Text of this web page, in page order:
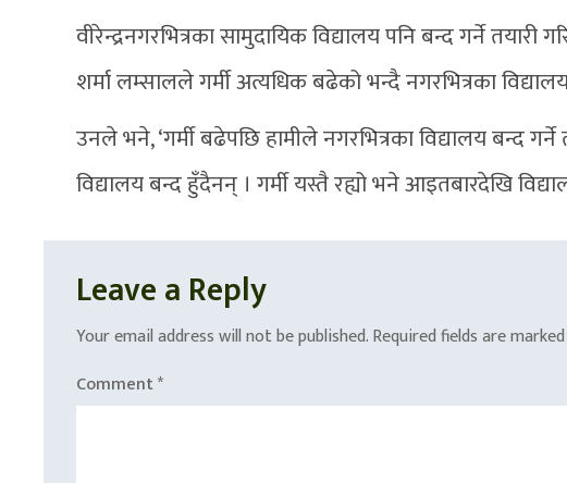
वीरेन्द्रनगरभित्रका सामुदायिक विद्यालय पनि बन्द गर्ने तयारी
शर्मा लम्सालले गर्मी अत्यधिक बढेको भन्दै नगरभित्रका
उनले भने, ‘गर्मी बढेपछि हामीले नगरभित्रका विद्यालय बन्द
विद्यालय बन्द हुँदैनन् । गर्मी यस्तै रह्यो भने आइतबारदेखि
Leave a Reply
Your email address will not be published.Required fields are marked
Comment*